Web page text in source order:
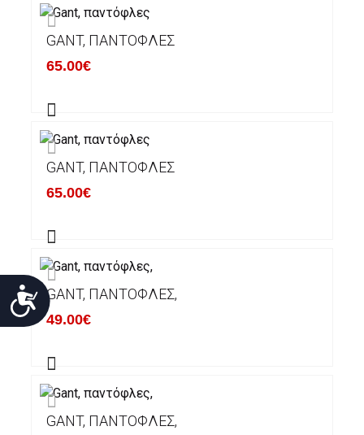
Προσιτότητα
GANT, ΠΑΝΤΌΦΛΕΣ
65.00€
GANT, ΠΑΝΤΌΦΛΕΣ
65.00€
GANT, ΠΑΝΤΌΦΛΕΣ,
49.00€
GANT, ΠΑΝΤΌΦΛΕΣ,